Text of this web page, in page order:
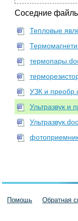
Соседние
Тепловые
УЗК и
Ультразвук и
Ультразвук.doc
Помощь Обратная